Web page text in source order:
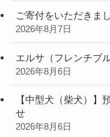
ご寄付をいただきま
2026年8月7日
エルサ（フレンチ
2026年8月6日
【中型犬（柴犬）】
せ
2026年8月6日